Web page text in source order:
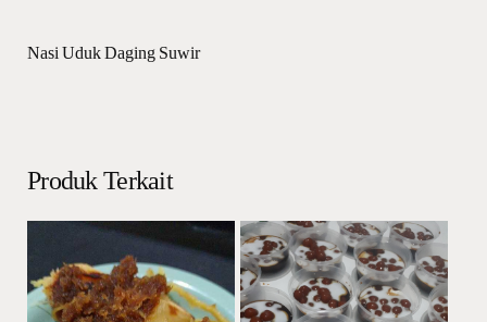
Nasi Uduk Daging Suwir
Produk Terkait